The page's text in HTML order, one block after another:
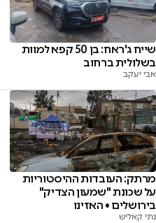
שייח ג'ראח: בן 50 קפא למוות
בשלולית ברחוב
אבי יעקב
מרתק: העובדות ההיסטוריות
על שכונת "שמעון הצדיק"
בירושלים • האזינו
נתי קאליש